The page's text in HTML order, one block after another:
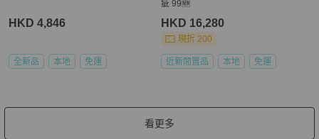
HKD 4,846
全新品 本地 免運
疵 99🆕
HKD 16,280
現折 200
近新閒置品 本地 免運
看更多